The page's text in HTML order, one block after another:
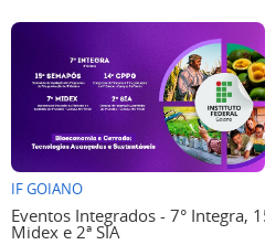
IF GOIANO
Eventos Integrados - 7° Integra,
Midex e 2ª SIA